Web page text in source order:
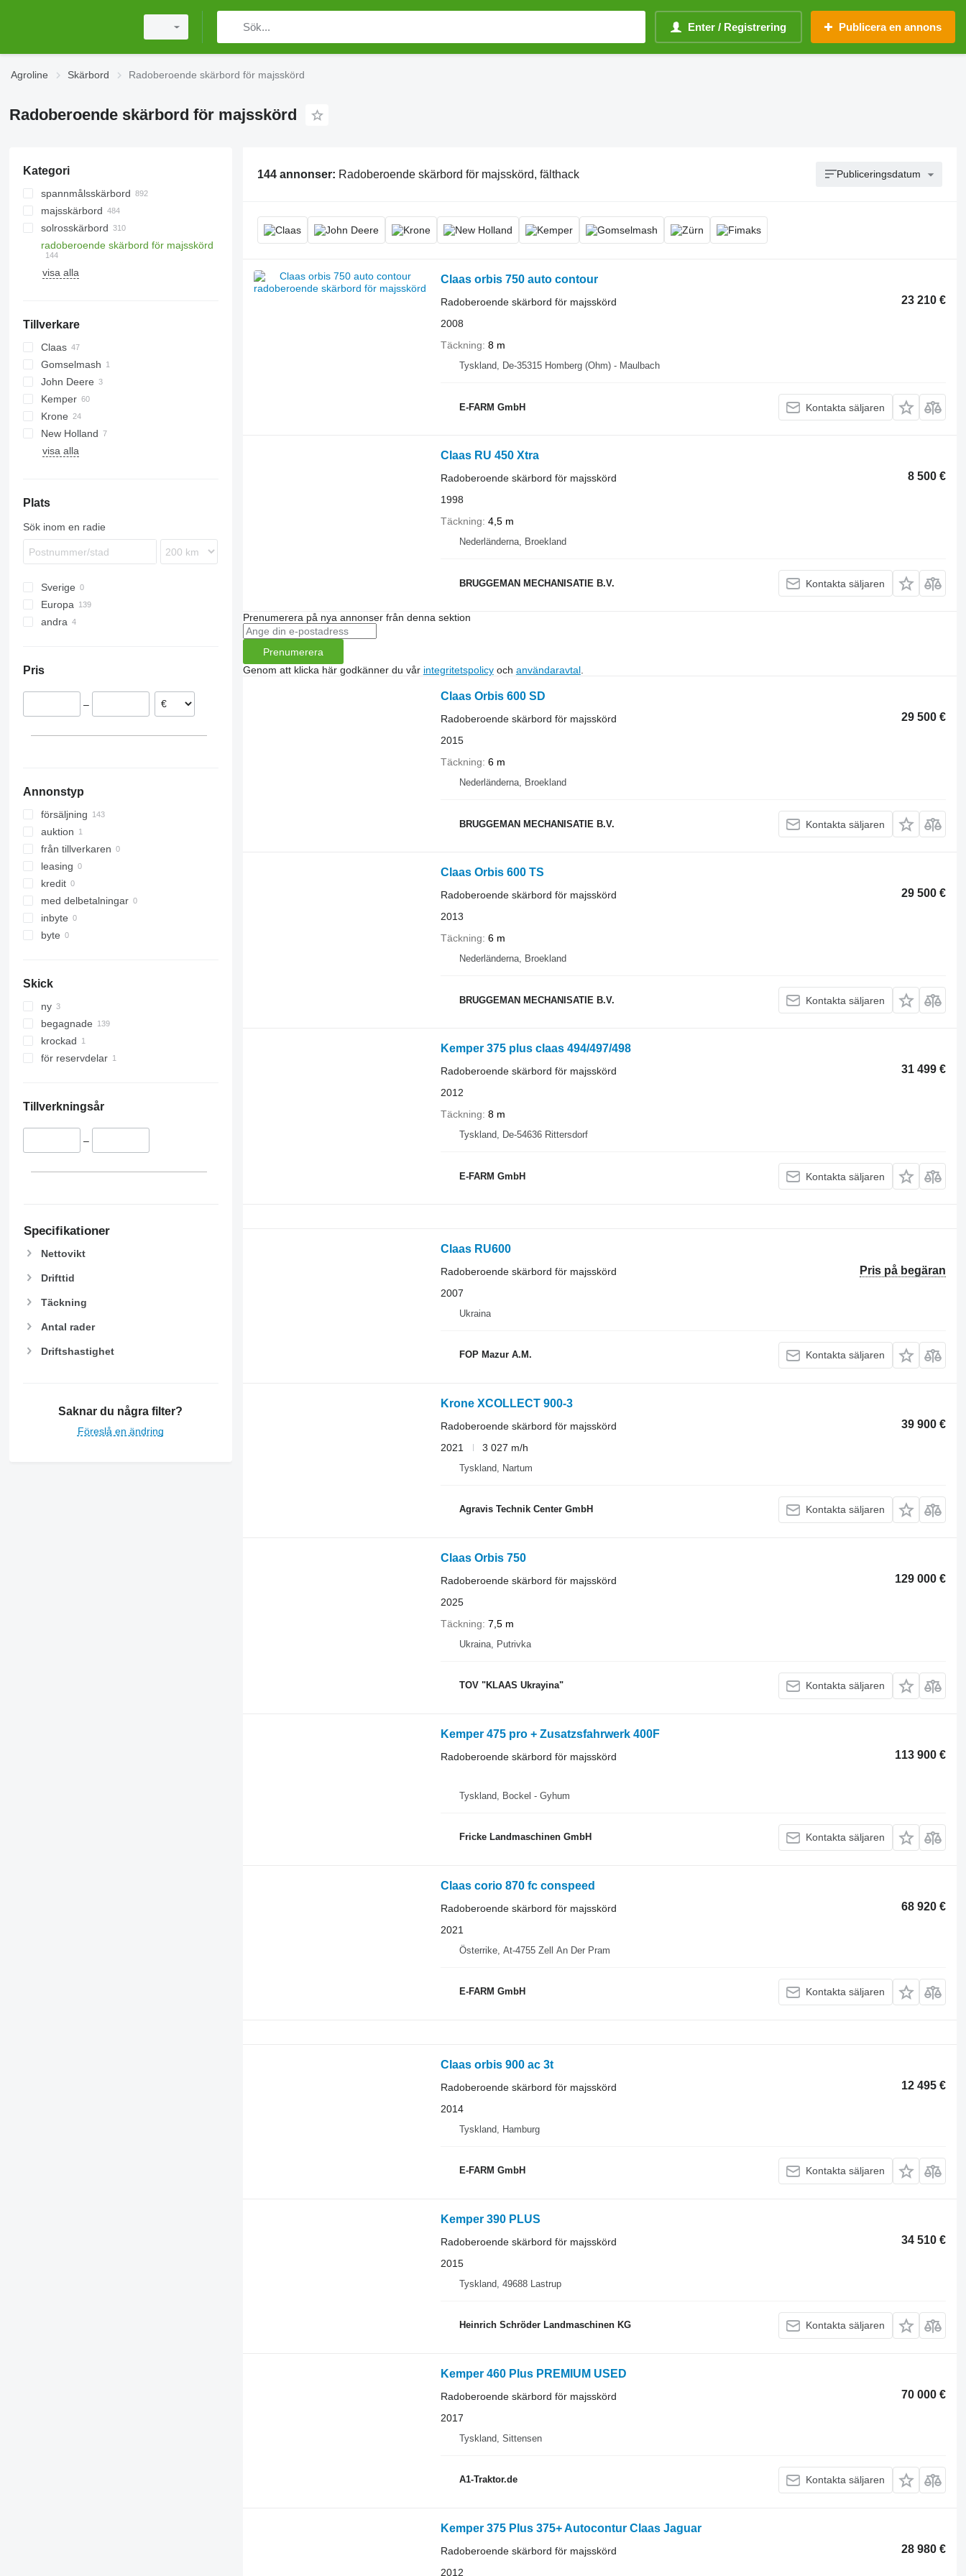
Enter / Registrering Publicera en annons
Agroline Skärbord Radoberoende skärbord för majsskörd
Radoberoende skärbord för majsskörd
Kategori
spannmålsskärbord
majsskärbord
solrosskärbord
radoberoende skärbord för majsskörd
visa alla
Tillverkare
Claas
Conspeed
Corio
Direct Disc
Orbis
Gomselmash
John Deere
Kemper
Champion
Krone
EasyCollect
Easycut
New Holland
Profi Cut
visa alla
Plats
Sök inom en radie
Sverige
Europa
Tyskland
Frankrike
Rumänien
andra
Pris
–
Annonstyp
försäljning
auktion
från tillverkaren
leasing
kredit
med delbetalningar
inbyte
byte
Skick
ny
begagnade
krockad
för reservdelar
Tillverkningsår
–
Specifikationer
Nettovikt
Drifttid
Täckning
Antal rader
Driftshastighet
Saknar du några filter?
Föreslå en ändring
144 annonser: Radoberoende skärbord för majsskörd, fälthack Publiceringsdatum
Claas orbis 750 auto contour
23 210 €
Radoberoende skärbord för majsskörd
2008
Täckning 8 m
Tyskland, De-35315 Homberg (Ohm) - Maulbach
E-FARM GmbH Kontakta säljaren
Claas RU 450 Xtra
8 500 €
Radoberoende skärbord för majsskörd
1998
Täckning 4,5 m
Nederländerna, Broekland
BRUGGEMAN MECHANISATIE B.V. Kontakta säljaren
Prenumerera på nya annonser från denna sektion
Prenumerera
Genom att klicka här godkänner du vår integritetspolicyoch användaravtal.
Claas Orbis 600 SD
29 500 €
Radoberoende skärbord för majsskörd
2015
Täckning 6 m
Nederländerna, Broekland
BRUGGEMAN MECHANISATIE B.V. Kontakta säljaren
Claas Orbis 600 TS
29 500 €
Radoberoende skärbord för majsskörd
2013
Täckning 6 m
Nederländerna, Broekland
BRUGGEMAN MECHANISATIE B.V. Kontakta säljaren
Kemper 375 plus claas 494/497/498
31 499 €
Radoberoende skärbord för majsskörd
2012
Täckning 8 m
Tyskland, De-54636 Rittersdorf
E-FARM GmbH Kontakta säljaren
Claas RU600
Pris på begäran
Radoberoende skärbord för majsskörd
2007
Ukraina
FOP Mazur A.M. Kontakta säljaren
Krone XCOLLECT 900-3
39 900 €
Radoberoende skärbord för majsskörd
2021
3 027 m/h
Tyskland, Nartum
Agravis Technik Center GmbH Kontakta säljaren
Claas Orbis 750
129 000 €
Radoberoende skärbord för majsskörd
2025
Täckning 7,5 m
Ukraina, Putrivka
TOV "KLAAS Ukrayina" Kontakta säljaren
Kemper 475 pro + Zusatzsfahrwerk 400F
113 900 €
Radoberoende skärbord för majsskörd
Tyskland, Bockel - Gyhum
Fricke Landmaschinen GmbH Kontakta säljaren
Claas corio 870 fc conspeed
68 920 €
Radoberoende skärbord för majsskörd
2021
Österrike, At-4755 Zell An Der Pram
E-FARM GmbH Kontakta säljaren
Claas orbis 900 ac 3t
12 495 €
Radoberoende skärbord för majsskörd
2014
Tyskland, Hamburg
E-FARM GmbH Kontakta säljaren
Kemper 390 PLUS
34 510 €
Radoberoende skärbord för majsskörd
2015
Tyskland, 49688 Lastrup
Heinrich Schröder Landmaschinen KG Kontakta säljaren
Kemper 460 Plus PREMIUM USED
70 000 €
Radoberoende skärbord för majsskörd
2017
Tyskland, Sittensen
A1-Traktor.de Kontakta säljaren
Kemper 375 Plus 375+ Autocontur Claas Jaguar
28 980 €
Radoberoende skärbord för majsskörd
2012